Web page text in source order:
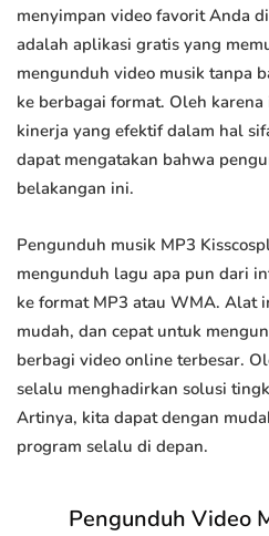
menyimpan video favorit Anda
adalah aplikasi gratis yang
mengunduh video musik tanpa
ke berbagai format. Oleh
kinerja yang efektif dalam hal
dapat mengatakan bahwa
belakangan ini.
Pengunduh musik MP3
mengunduh lagu apa pun dari
ke format MP3 atau WMA. Alat
mudah, dan cepat untuk
berbagi video online terbesar.
selalu menghadirkan solusi
Artinya, kita dapat dengan
program selalu di depan.
Pengunduh Video